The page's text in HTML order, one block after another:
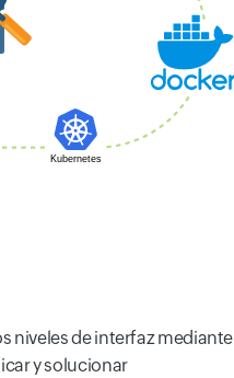
niveles de interfaz mediante
y solucionar